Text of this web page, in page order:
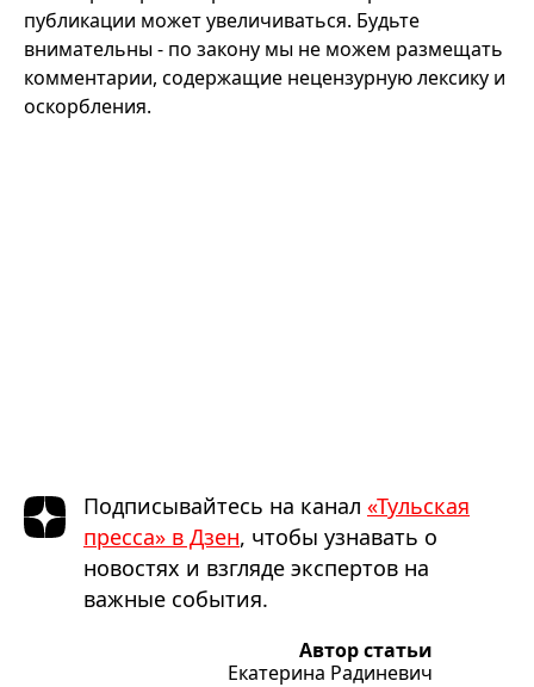
публикации может увеличиваться. Будьте
внимательны - по закону мы не можем размещать
комментарии, содержащие нецензурную лексику и
оскорбления.
Подписывайтесь на канал «Тульская
пресса» в Дзен, чтобы узнавать о
новостях и взгляде экспертов на
важные события.
Автор статьи
Екатерина Радиневич